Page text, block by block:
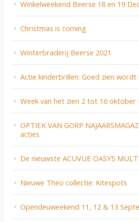
Winkelweekend Beerse 18 en 19
Christmas is coming
Winterbraderij Beerse 2021
Actie kinderbrillen: Goed zien wordt
Week van het zien 2 tot 16 oktober
OPTIEK VAN GORP
acties
De nieuwste ACUVUE OASYS
Nieuwe Theo collectie: Kitespots
Opendeuweekend 11, 12 & 13